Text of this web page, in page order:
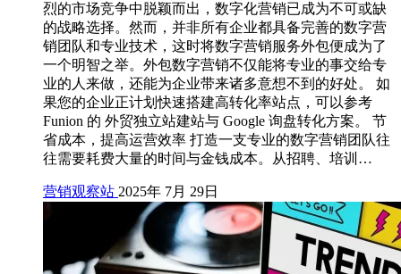
烈的市场竞争中脱颖而出，数字化营销已成为不可或缺
的战略选择。然而，并非所有企业都具备完善的数字营
销团队和专业技术，这时将数字营销服务外包便成为了
一个明智之举。外包数字营销不仅能将专业的事交给专
业的人来做，还能为企业带来诸多意想不到的好处。 如
果您的企业正计划快速搭建高转化率站点，可以参考
Funion 的 外贸独立站建站与 Google 询盘转化方案。 节
省成本，提高运营效率 打造一支专业的数字营销团队往
往需要耗费大量的时间与金钱成本。从招聘、培训…
营销观察站 2025年 7月 29日